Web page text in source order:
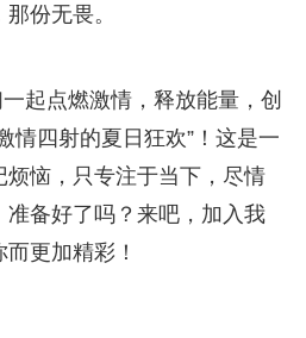
份无畏。
起点燃激情，释放能量，创
情四射的夏日狂欢”！这是一
恼，只专注于当下，尽情
备好了吗？来吧，加入我
更加精彩！